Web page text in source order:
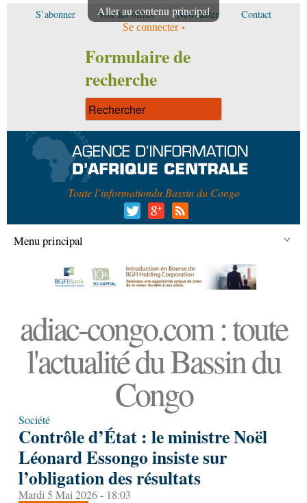
Aller au contenu principal
S’abonner Voir les offres Newsletter Contact
Se connecter
Formulaire de
recherche
Toute l’informationdu Bassin du Congo
Menu principal
adiac-congo.com : toute
l'actualité du Bassin du
Congo
Société
Contrôle d’État : le ministre Noël
Léonard Essongo insiste sur
l’obligation des résultats
Mardi 5 Mai 2026 - 18:03